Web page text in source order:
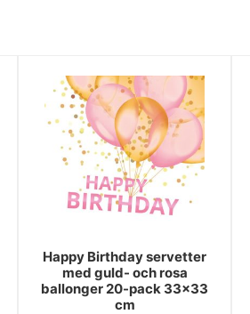
Happy Birthday servetter
med guld- och rosa
ballonger 20-pack 33x33
cm